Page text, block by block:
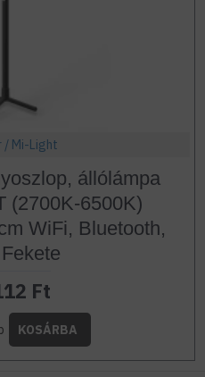
/ Mi-Light
állólámpa
(2700K-6500K)
WiFi, Bluetooth,
Ft
KOSÁRBA